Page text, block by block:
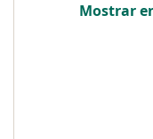
Mostrar